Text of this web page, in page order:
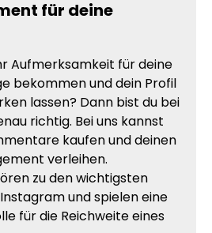
für deine
Aufmerksamkeit für deine
bekommen und dein Profil
lassen? Dann bist du bei
richtig. Bei uns kannst
kaufen und deinen
verleihen.
zu den wichtigsten
und spielen eine
für die Reichweite eines